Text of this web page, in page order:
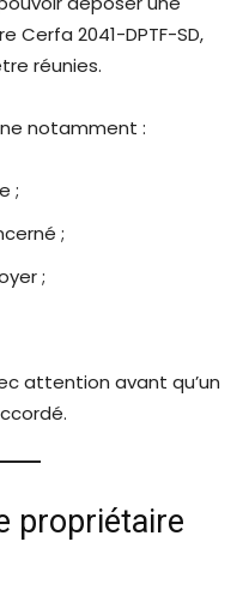
Cerfa 2041-DPTF-SD,
réunies.
notamment :
;
;
;
attention avant qu’un
propriétaire